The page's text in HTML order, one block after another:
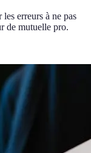
erreurs à ne pas
de mutuelle pro.